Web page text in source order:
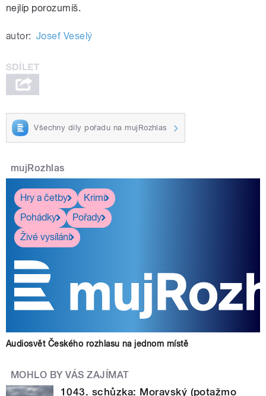
nejlíp porozumíš.
autor: Josef Veselý
Všechny díly pořadu na mujRozhlas
mujRozhlas
Hry a četby
Krimi
Pohádky
Pořady
Živé vysílání
Audiosvět Českého rozhlasu na jednom místě
MOHLO BY VÁS ZAJÍMAT
1043. schůzka: Moravský (potažmo